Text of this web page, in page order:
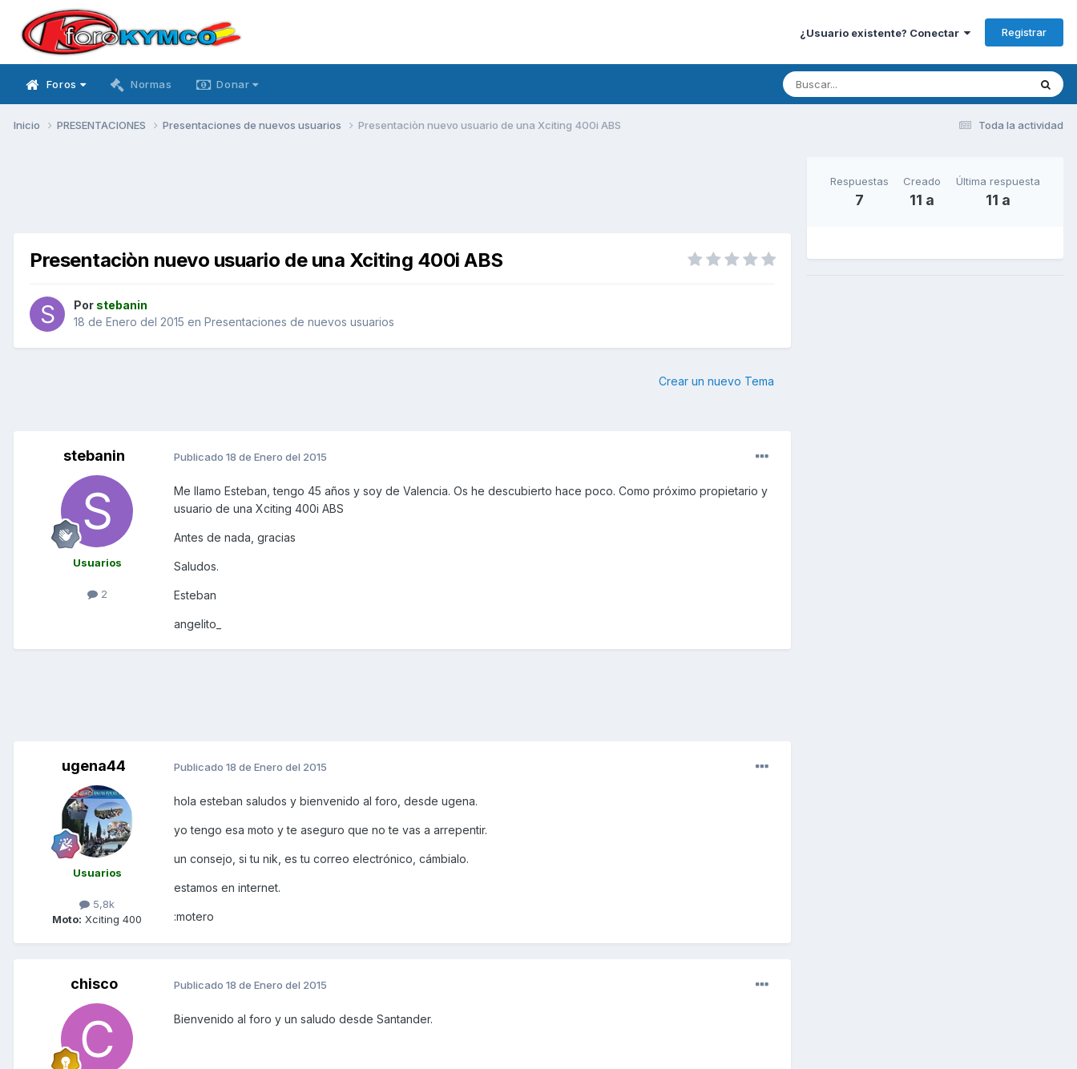
¿Usuario existente? Conectar Registrar
Foros Normas Donar
Toda la actividad
Inicio PRESENTACIONES Presentaciones de nuevos usuarios Presentaciòn nuevo usuario de una Xciting 400i ABS
Presentaciòn nuevo usuario de una Xciting 400i ABS
Por stebanin
18 de Enero del 2015 en Presentaciones de nuevos usuarios
Crear un nuevo Tema
stebanin
Usuarios
2
Publicado 18 de Enero del 2015
Me llamo Esteban, tengo 45 años y soy de Valencia. Os he descubierto hace poco. Como próximo propietario y
usuario de una Xciting 400i ABS
Antes de nada, gracias
Saludos.
Esteban
angelito_
ugena44
Usuarios
5,8k
Moto: Xciting 400
Publicado 18 de Enero del 2015
hola esteban saludos y bienvenido al foro, desde ugena.
yo tengo esa moto y te aseguro que no te vas a arrepentir.
un consejo, si tu nik, es tu correo electrónico, cámbialo.
estamos en internet.
:motero
chisco Publicado 18 de Enero del 2015
Bienvenido al foro y un saludo desde Santander.
Respuestas
7
Creado
11 a
Última respuesta
11 a